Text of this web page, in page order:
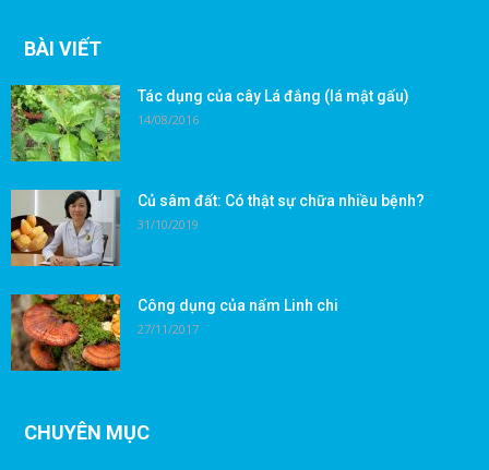
BÀI VIẾT
Tác dụng của cây Lá đắng (lá mật gấu)
14/08/2016
Củ sâm đất: Có thật sự chữa nhiều bệnh?
31/10/2019
Công dụng của nấm Linh chi
27/11/2017
CHUYÊN MỤC